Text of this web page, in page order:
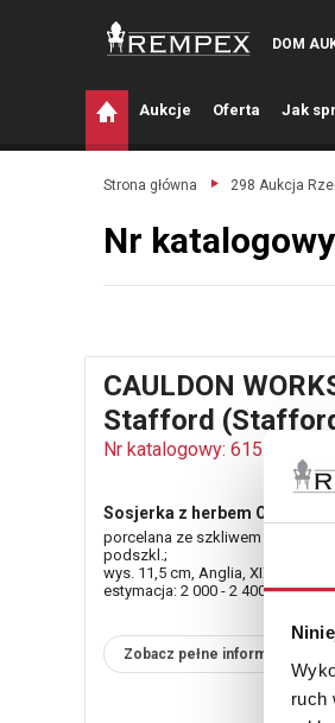
ruch
DOM
Aukcje Oferta Jak
Strona główna 298 Aukcja
Nr
CAULDON
Stafford
Nr katalogowy: 615
Sosjerka z herbem Ostoja
porcelana ze szkliwem jasno-
podszkl.;
wys. 11,5 cm, Anglia, XIX/XX w.
estymacja: 2 000 - 2 400 zł
Zobacz pełne informacje